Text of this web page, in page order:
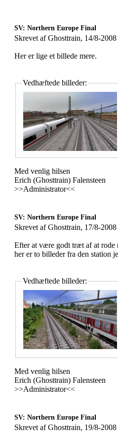
SV: Northern Europe Final
Skrevet af Ghosttrain, 14/8-
Her er lige et billede mere.
Vedhæftede billeder:
Med venlig hilsen
Erich (Ghosttrain) Falensteen
>>Administrator<<
SV: Northern Europe Final
Skrevet af Ghosttrain, 17/8-
Efter at være godt træt af at rode
her er to billeder fra den station
Vedhæftede billeder:
Med venlig hilsen
Erich (Ghosttrain) Falensteen
>>Administrator<<
SV: Northern Europe Final
Skrevet af Ghosttrain, 19/8-